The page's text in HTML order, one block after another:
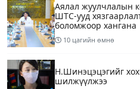
Аялал жуулчлалын
ШТС-ууд
боломжоор хангана
10 цагийн өмнө
Н.Шинэцэцэгийг
шилжүүлжээ